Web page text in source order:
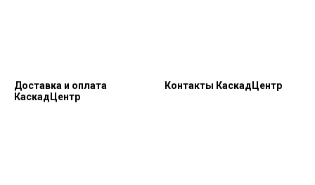
Доставка и оплата
КаскадЦентр
Контакты КаскадЦентр